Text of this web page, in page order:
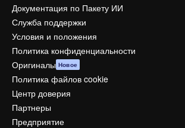
Документация по Пакету ИИ
Служба поддержки
Условия и положения
Политика конфиденциальности
Оригиналы Новое
Политика файлов cookie
Центр доверия
Партнеры
Предприятие